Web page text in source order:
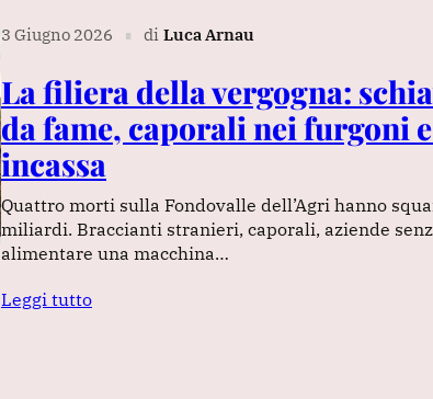
3 Giugno 2026 ∎ di Luca Arnau
La filiera della vergogna:
da fame, caporali nei furgoni
incassa
Quattro morti sulla Fondovalle dell’Agri hanno
miliardi. Braccianti stranieri, caporali, aziende
alimentare una macchina…
Leggi tutto